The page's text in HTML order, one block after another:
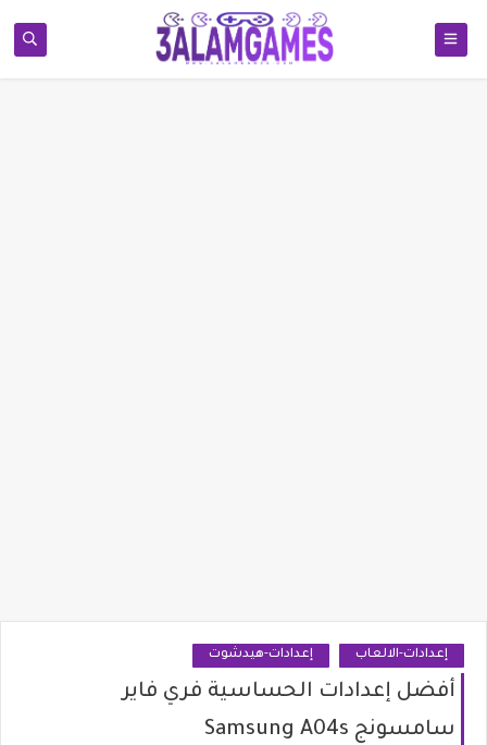
إعدادات-الالعاب إعدادات-هيدشوت
أفضل إعدادات الحساسية فري فاير
سامسونج Samsung A04s